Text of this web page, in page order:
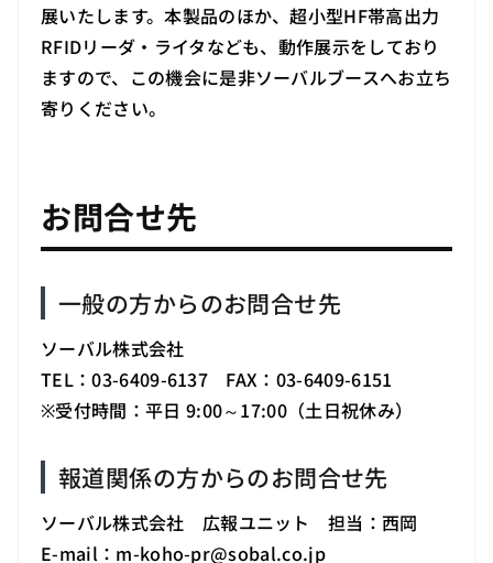
展いたします。本製品のほか、超小型HF帯高出力
RFIDリーダ・ライタなども、動作展示をしており
ますので、この機会に是非ソーバルブースへお立ち
寄りください。
お問合せ先
一般の方からのお問合せ先
ソーバル株式会社
TEL：03-6409-6137 FAX：03-6409-6151
※受付時間：平日 9:00～17:00（土日祝休み）
報道関係の方からのお問合せ先
ソーバル株式会社 広報ユニット 担当：西岡
E-mail：m-koho-pr@sobal.co.jp